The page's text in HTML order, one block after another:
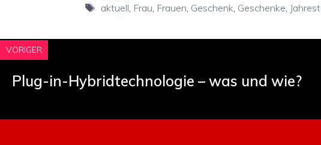
Schlagwörter
aktuell Frau Frauen Geschenk Geschenke
VORIGER
Plug-in-Hybridtechnologie – was und wie?